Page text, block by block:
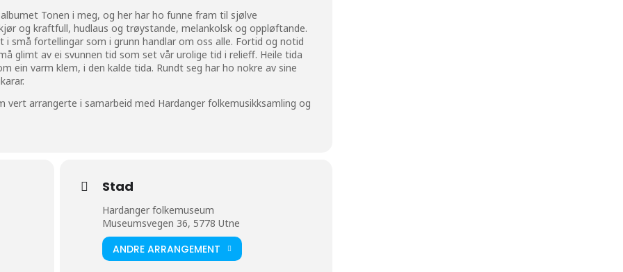
Tonen i meg, og her har ho funne fram til sjølve
og kraftfull, hudlaus og trøystande, melankolsk og oppløftande.
små fortellingar som i grunn handlar om oss alle. Fortid og notid
glimt av ei svunnen tid som set vår urolige tid i relieff. Heile tida
ein varm klem, i den kalde tida. Rundt seg har ho nokre av sine
vert arrangerte i samarbeid med Hardanger folkemusikksamling og
Stad
Hardanger folkemuseum
Museumsvegen 36, 5778 Utne
ANDRE ARRANGEMENT